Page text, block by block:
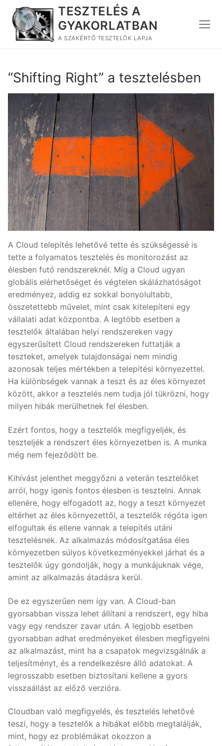
Ugrás
tartalomra
TESZTELÉS A
GYAKORLATBAN
A SZAKÉRTŐ TESZTELŐK LAPJA
“Shifting Right” a tesztelésben
A Cloud telepítés lehetővé tette és szükségessé is
tette a folyamatos tesztelés és monitorozást az
élesben futó rendszereknél. Míg a Cloud ugyan
globális elérhetőséget és végtelen skálázhatóságot
eredményez, addig ez sokkal bonyolultabb,
összetettebb művelet, mint csak kitelepíteni egy
vállalati adat központba. A legtöbb esetben a
tesztelők általában helyi rendszereken vagy
egyszerűsített Cloud rendszereken futtatják a
teszteket, amelyek tulajdonságai nem mindig
azonosak teljes mértékben a telepítési környezettel.
Ha különbségek vannak a teszt és az éles környezet
között, akkor a tesztelés nem tudja jól tükrözni, hogy
milyen hibák merülhetnek fel élesben.
Ezért fontos, hogy a tesztelők megfigyeljék, és
teszteljék a rendszert éles környezetben is. A munka
még nem fejeződött be.
Kihívást jelenthet meggyőzni a veterán tesztelőket
arról, hogy igenis fontos élesben is tesztelni. Annak
ellenére, hogy elfogadott az, hogy a teszt környezet
eltérhet az éles környezettől, a tesztelők régóta igen
elfogultak és ellene vannak a telepítés utáni
tesztelésnek. Az alkalmazás módosítgatása éles
környezetben súlyos következményekkel járhat és a
tesztelők úgy gondolják, hogy a munkájuknak vége,
amint az alkalmazás átadásra kerül.
De ez egyszerűen nem így van. A Cloud-ban
gyorsabban vissza lehet állítani a rendszert, egy hiba
vagy egy rendszer zavar után. A legjobb esetben
gyorsabban adhat eredményeket élesben megfigyelni
az alkalmazást, mint ha a csapatok megvizsgálnák a
teljesítményt, és a rendelkezésre álló adatokat. A
legrosszabb esetben biztosítani kellene a gyors
visszaállást az előző verzióra.
Cloudban való megfigyelés, és tesztelés lehetővé
teszi, hogy a tesztelők a hibákat előbb megtalálják,
mint, hogy ez problémákat okozzon a